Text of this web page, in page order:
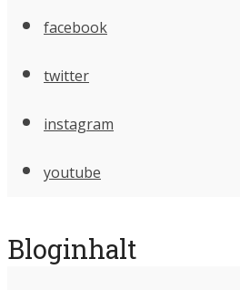
facebook
twitter
instagram
youtube
Bloginhalt